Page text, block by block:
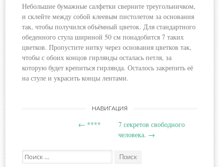
Небольшие бумажные салфетки сверните треугольничком,
и склейте между собой клеевым пистолетом за основания
так, чтобы получился объёмный цветок. Для стандартного
обеденного стула шириной 50 см понадобится 7 таких
цветков. Пропустите нитку через основания цветков так,
чтобы с обоих концов гирлянды осталась петля, за
которую будет крепиться гирлянда. Осталось закрепить её
на стуле и украсить концы лентами.
Навигация
записям
НАВИГАЦИЯ
← ****
7 секретов свободного
человека. →
Поиск: